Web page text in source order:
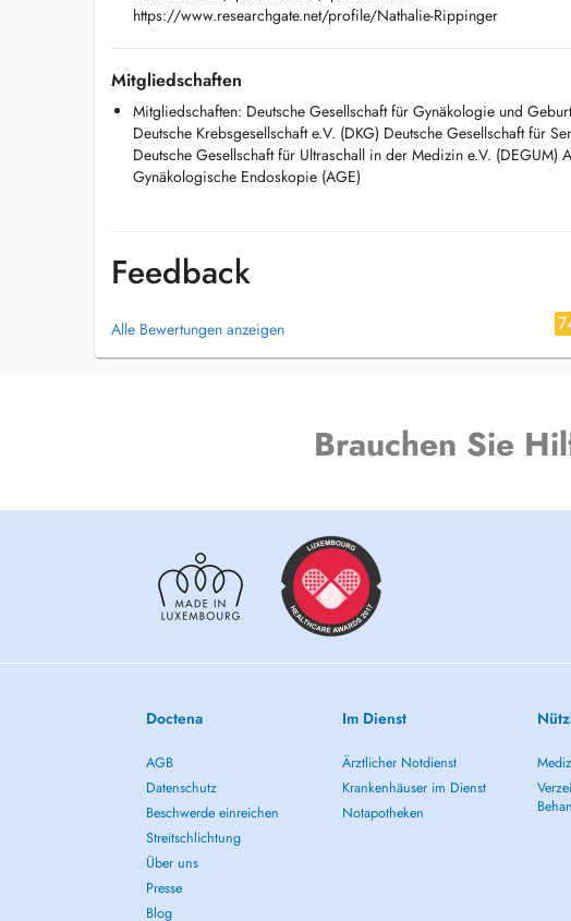
https://www.researchgate.net/profile/Nathalie-Rippinger
Mitgliedschaften
Mitgliedschaften: Deutsche Gesellschaft für Gynäkologie und
Deutsche Krebsgesellschaft e.V. (DKG) Deutsche Gesellschaft für
Deutsche Gesellschaft für Ultraschall in der Medizin e.V. (DEGUM)
Gynäkologische Endoskopie (AGE)
Feedback
Alle Bewertungen anzeigen
Brauchen Sie
Doctena
AGB
Datenschutz
Beschwerde einreichen
Streitschlichtung
Über uns
Presse
Blog
Im Dienst
Ärztlicher Notdienst
Krankenhäuser im Dienst
Notapotheken